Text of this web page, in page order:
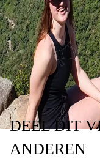
DE
DEELDIT
ANDEREN